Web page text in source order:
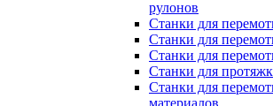
рулонов
Станки для
Станки для
Станки для
Станки для
Станки для
материалов